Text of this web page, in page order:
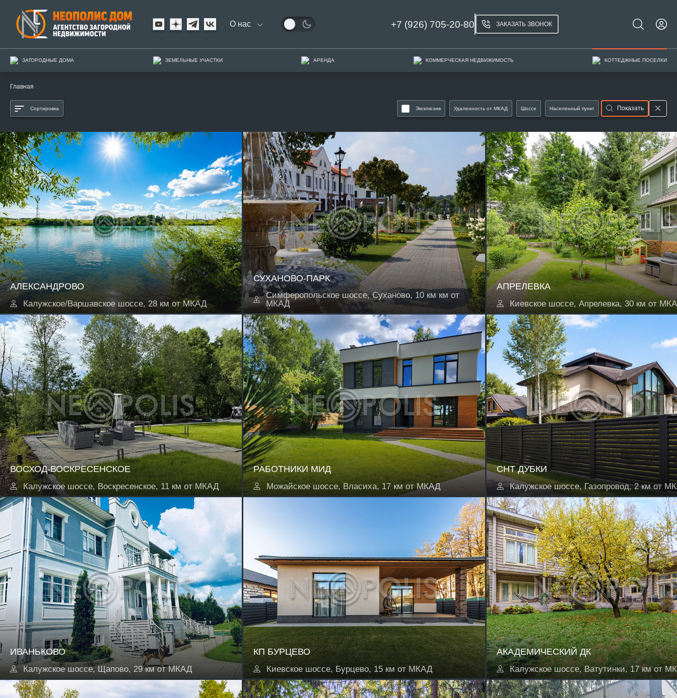
О нас +7 (926) 705-20-80 ЗАКАЗАТЬ ЗВОНОК
ЗАГОРОДНЫЕ ДОМА ЗЕМЕЛЬНЫЕ УЧАСТКИ АРЕНДА КОММЕРЧЕСКАЯ НЕДВИЖИМОСТЬ КОТТЕДЖНЫЕ ПОСЕЛКИ
Главная
Сортировка Эксклюзив Удаленность от МКАД Шоссе Населенный пункт Показать
АЛЕКСАНДРОВО
Калужское/Варшавское шоссе, 28 км от МКАД
СУХАНОВО-ПАРК
Симферопольское шоссе, Суханово, 10 км км от
МКАД
АПРЕЛЕВКА
Киевское шоссе, Апрелевка, 30 км от
ВОСХОД-ВОСКРЕСЕНСКОЕ
Калужское шоссе, Воскресенское, 11 км от МКАД
РАБОТНИКИ МИД
Можайское шоссе, Власиха, 17 км от МКАД
СНТ ДУБКИ
Калужское шоссе, Газопровод, 2 км от
ИВАНЬКОВО
Калужское шоссе, Щапово, 29 км от МКАД
КП БУРЦЕВО
Киевское шоссе, Бурцево, 15 км от МКАД
АКАДЕМИЧЕСКИЙ ДК
Калужское шоссе, Ватутинки, 17 км от